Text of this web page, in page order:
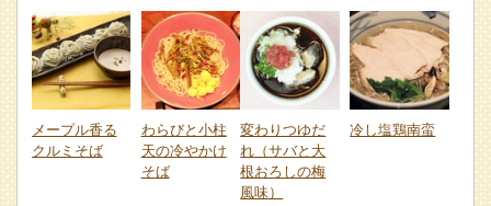
メープル香る
クルミそば
わらびと小柱
天の冷やかけ
そば
変わりつゆだ
れ（サバと大
根おろしの梅
風味）
冷し塩鶏南蛮